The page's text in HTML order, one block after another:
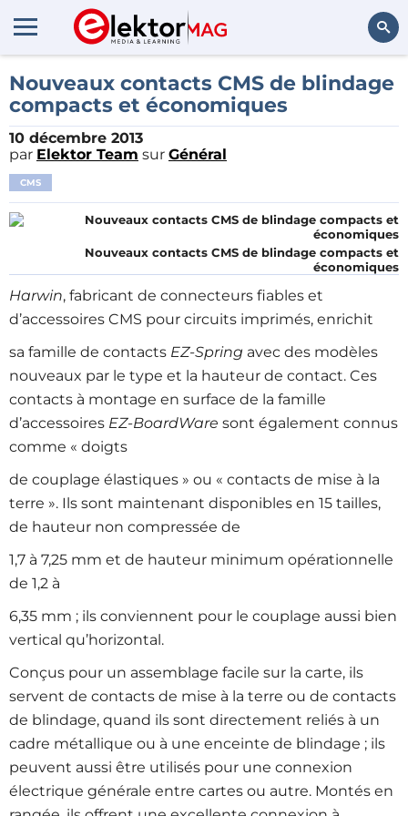
Rechercher
Nouveaux contacts CMS de blindage
compacts et économiques
10 décembre 2013
par Elektor Team sur Général
CMS
Nouveaux contacts CMS de blindage compacts et
économiques
Harwin, fabricant de connecteurs fiables et
d’accessoires CMS pour circuits imprimés, enrichit
sa famille de contacts EZ-Spring avec des modèles
nouveaux par le type et la hauteur de contact. Ces
contacts à montage en surface de la famille
d’accessoires EZ-BoardWare sont également connus
comme « doigts
de couplage élastiques » ou « contacts de mise à la
terre ». Ils sont maintenant disponibles en 15 tailles,
de hauteur non compressée de
1,7 à 7,25 mm et de hauteur minimum opérationnelle
de 1,2 à
6,35 mm ; ils conviennent pour le couplage aussi bien
vertical qu’horizontal.
Conçus pour un assemblage facile sur la carte, ils
servent de contacts de mise à la terre ou de contacts
de blindage, quand ils sont directement reliés à un
cadre métallique ou à une enceinte de blindage ; ils
peuvent aussi être utilisés pour une connexion
électrique générale entre cartes ou autre. Montés en